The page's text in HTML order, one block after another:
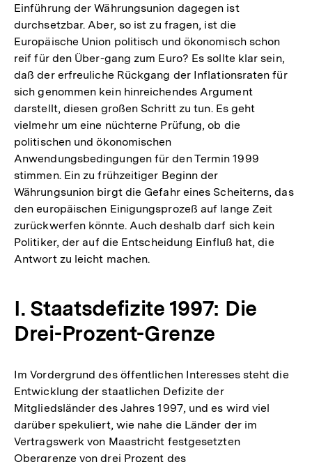
Einführung der Währungsunion dagegen ist
durchsetzbar. Aber, so ist zu fragen, ist die
Europäische Union politisch und ökonomisch schon
reif für den Über-gang zum Euro? Es sollte klar sein,
daß der erfreuliche Rückgang der Inflationsraten für
sich genommen kein hinreichendes Argument
darstellt, diesen großen Schritt zu tun. Es geht
vielmehr um eine nüchterne Prüfung, ob die
politischen und ökono­mischen
Anwendungsbedingungen für den Termin 1999
stimmen. Ein zu frühzeitiger Beginn der
Währungsunion birgt die Gefahr eines Scheiterns, das
den europäischen Einigungsprozeß auf lange Zeit
zurückwerfen könnte. Auch deshalb darf sich kein
Politiker, der auf die Entscheidung Einfluß hat, die
Antwort zu leicht machen.
I. Staatsdefizite 1997: Die
Drei-Prozent-Grenze
Im Vordergrund des öffentlichen Interesses steht die
Entwicklung der staatlichen Defizite der
Mitgliedsländer des Jahres 1997, und es wird viel
darüber spekuliert, wie nahe die Länder der im
Vertragswerk von Maastricht festgesetzten
Obergrenze von drei Prozent des